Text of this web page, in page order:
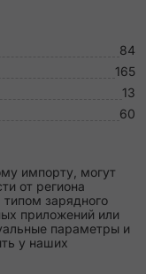
84
165
13
60
импорту, могут
от региона
зарядного
приложений или
параметры и
у наших